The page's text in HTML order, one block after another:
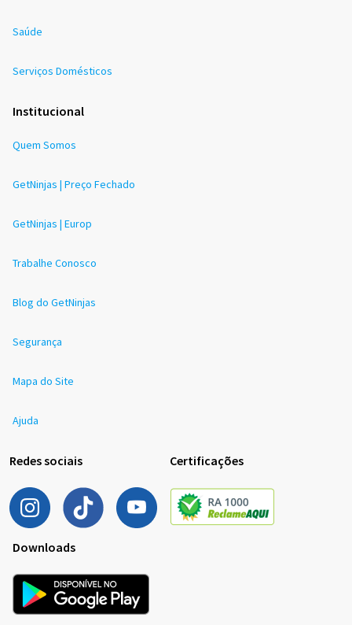
Saúde
Serviços Domésticos
Institucional
Quem Somos
GetNinjas | Preço Fechado
GetNinjas | Europ
Trabalhe Conosco
Blog do GetNinjas
Segurança
Mapa do Site
Ajuda
Redes sociais Certificações
Downloads